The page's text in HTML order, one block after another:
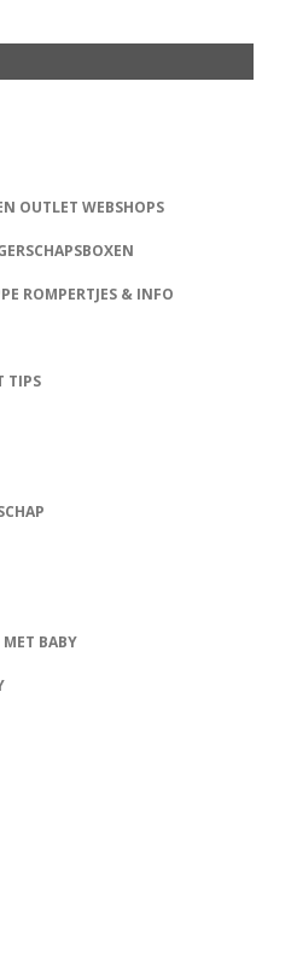
OUTLET WEBSHOPS
ROMPERTJES & INFO
TIPS
BABY